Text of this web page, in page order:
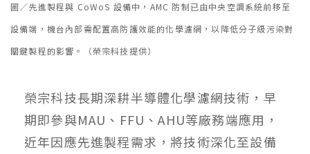
圖／先進製程與 CoWoS 設備中，AMC 防制已由中央空調系統前移至
設備端，機台內部需配置高防護效能的化學濾網，以降低分子級污染對
關鍵製程的影響。（榮宗科技提供）
榮宗科技長期深耕半導體化學濾網技術，早
期即參與MAU、FFU、AHU等廠務端應用，
近年因應先進製程需求，將技術深化至設備